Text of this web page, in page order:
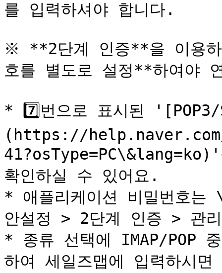
를 입력하셔야 합니다.
※ **2단계 인증**을 이용
호를 별도로 설정**하여야
* 7️⃣번으로 표시된 '[POP3/
(https://
41?osType=PC\&lang=ko)'
확인하실 수 있어요.
* 애플리케이션 비밀번호
안설정 > 2단계 인증 > 관
* 종류 선택에 IMAP/POP
하여 세일즈맵에 입력하시